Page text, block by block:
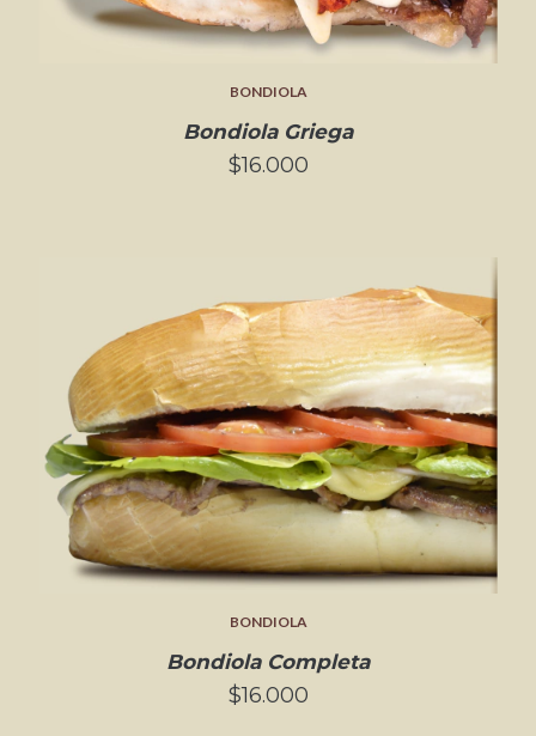
BONDIOLA
Bondiola Griega
$16.000
BONDIOLA
Bondiola Completa
$16.000